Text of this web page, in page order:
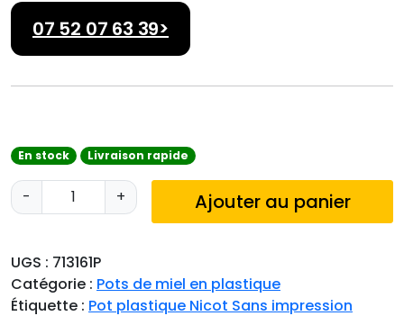
07 52 07 63 39>
En stock Livraison rapide
-
q
u
n
t
i
+ Ajouter au panier
UGS : 713161P
Catégorie : Pots de miel en plastique
Étiquette : Pot plastique Nicot Sans impression